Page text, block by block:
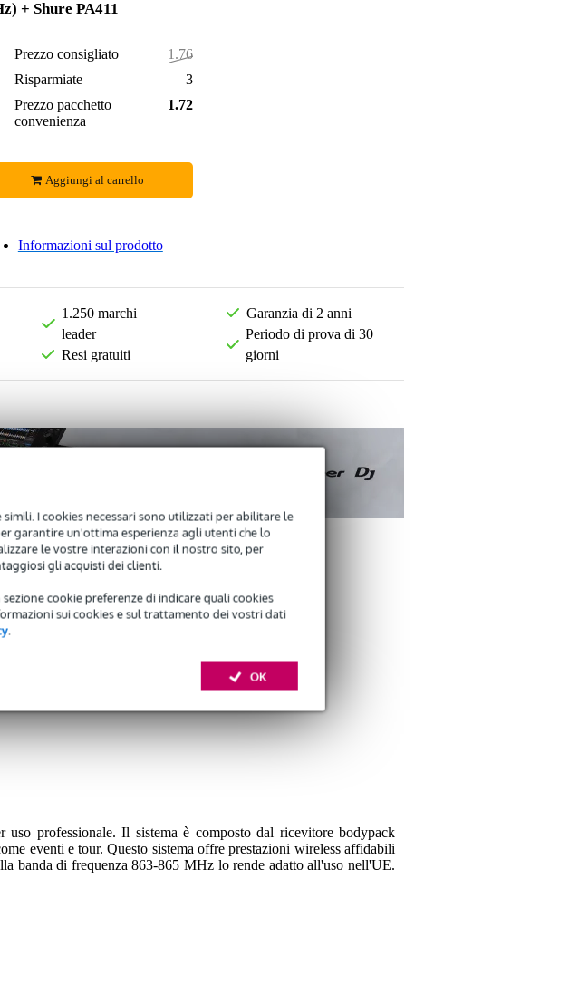
I cookies necessari sono utilizzati per abilitare le
garantire un'ottima esperienza agli utenti che lo
le vostre interazioni con il nostro sito, per
gli acquisti dei clienti.
cookie preferenze di indicare quali cookies
sui cookies e sul trattamento dei vostri dati
.
OK
+ Shure PA411
Prezzo consigliato
1.764,00 €
Risparmiate
36,00 €
Prezzo pacchetto
convenienza
1.728,00 €
Aggiungi al carrello
Informazioni sul prodotto
1.250 marchi
leader
Resi gratuiti
Garanzia di 2 anni
Periodo di prova di 30
giorni
professionale. Il sistema è composto dal ricevitore bodypack
eventi e tour. Questo sistema offre prestazioni wireless affidabili
banda di frequenza 863-865 MHz lo rende adatto all'uso nell'UE.